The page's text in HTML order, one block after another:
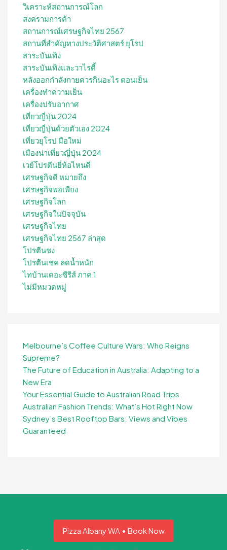
วิเคราะห์สถานการณ์โลก
สงครามการค้า
สถานการณ์เศรษฐกิจไทย 2567
สถานที่สําคัญทางประวัติศาสตร์ ยุโรป
สาระบันเทิง
สาระบันเทิงและวาไรตี้
หลังออกกําลังกายควรกินอะไร ตอนเย็น
เครื่องทำความเย็น
เครื่องปรับอากาศ
เที่ยวญี่ปุ่น 2024
เที่ยวญี่ปุ่นด้วยตัวเอง 2024
เที่ยวยุโรป มือใหม่
เมืองน่าเที่ยวญี่ปุ่น 2024
เวย์โปรตีนยี่ห้อไหนดี
เศรษฐกิจดี หมายถึง
เศรษฐกิจพอเพียง
เศรษฐกิจโลก
เศรษฐกิจในปัจจุบัน
เศรษฐกิจไทย
เศรษฐกิจไทย 2567 ล่าสุด
โปรตีนชง
โปรตีนเชค ลดน้ำหนัก
ไทบ้านเดอะซีรีส์ ภาค 1
ไม่มีหมวดหมู่
Melbourne’s Coffee Culture Wars: Who Reigns
Supreme?
The Future of Education in Australia: Adapting to a
New Era
Your Essential Guide to Australian Road Trips
Australian Fashion Trends: What’s Hot Right Now
Sydney’s Best Rooftop Bars: Views and Vibes
Guaranteed
Pizza Albany WA • Book Now